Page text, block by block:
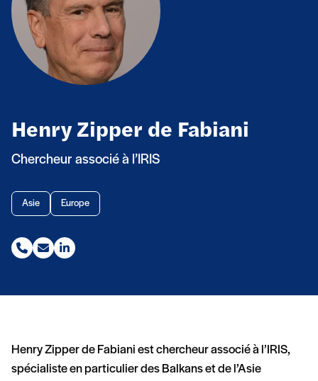
Henry Zipper de Fabiani
Chercheur associé à l’IRIS
Asie Europe
Téléphone (nouvelle fenêtre)
Email (nouvelle fenêtre)
Linkedin (nouvelle fenêtre)
Henry Zipper de Fabiani est chercheur associé à l’IRIS,
spécialiste en particulier des Balkans et de l’Asie